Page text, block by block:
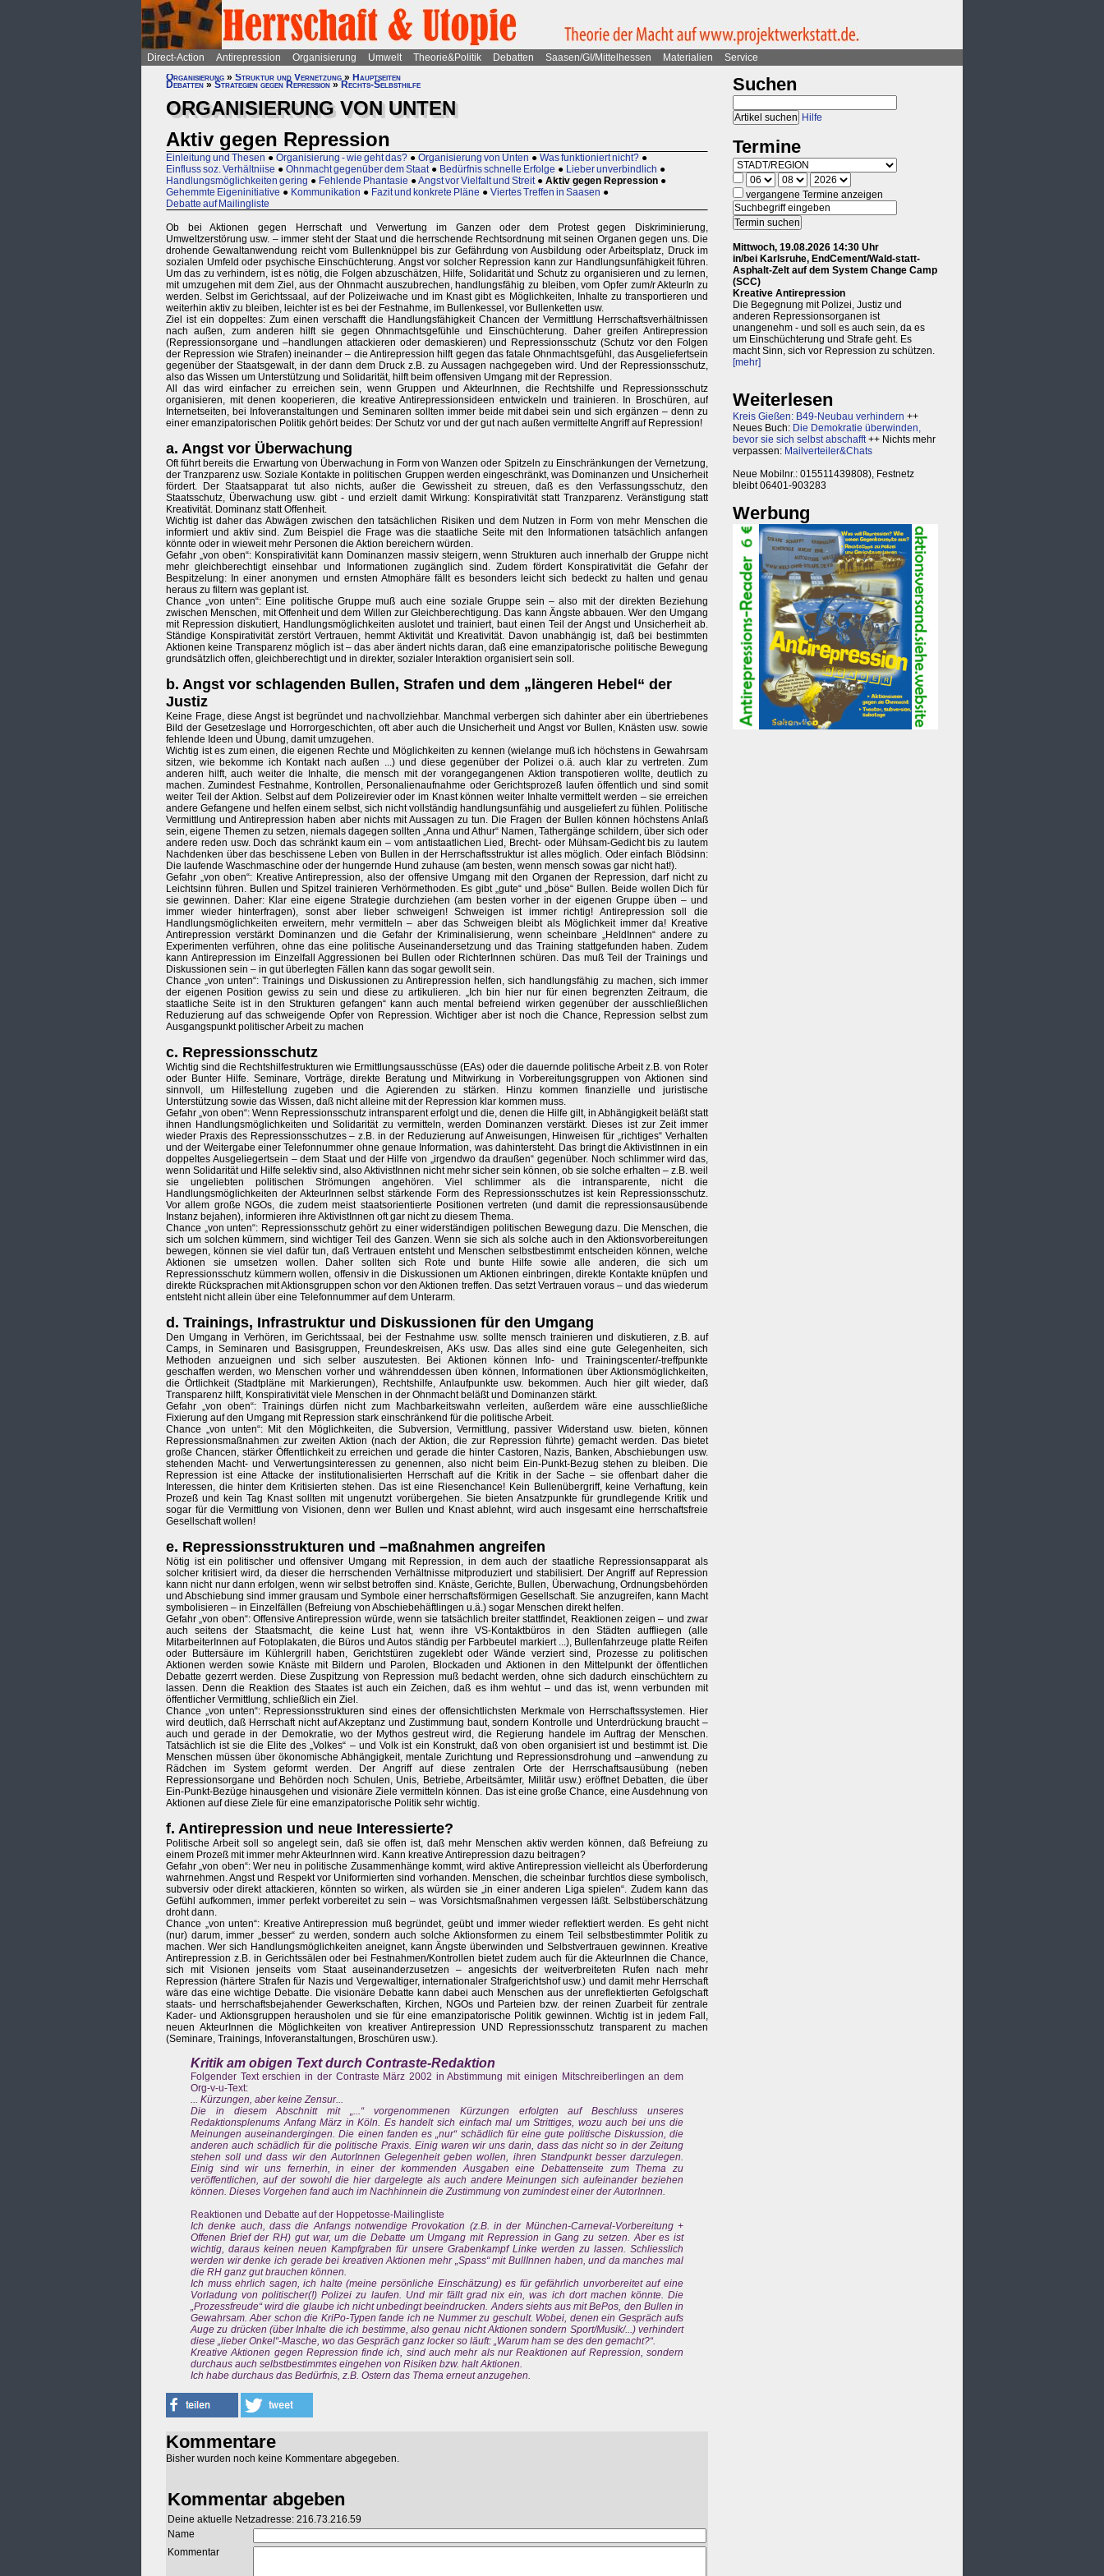
Direct-Action Antirepression Organisierung Umwelt Theorie&Politik Debatten Saasen/GI/Mittelhessen Materialien
Service
Organisierung » Struktur und Vernetzung » Hauptseiten
Debatten » Strategien gegen Repression » Rechts-Selbsthilfe
ORGANISIERUNG VON UNTEN
Aktiv gegen Repression
Einleitung und Thesen ● Organisierung - wie geht das? ● Organisierung von Unten ● Was funktioniert nicht? ●
Einfluss soz. Verhältniise ● Ohnmacht gegenüber dem Staat ● Bedürfnis schnelle Erfolge ● Lieber unverbindlich ●
Handlungsmöglichkeiten gering ● Fehlende Phantasie ●Angst vor Vielfalt und Streit ● Aktiv gegen Repression ●
Gehemmte Eigeninitiative ● Kommunikation ● Fazit und konkrete Pläne ● Viertes Treffen in Saasen ●
Debatte auf Mailingliste
Ob bei Aktionen gegen Herrschaft und Verwertung im Ganzen oder dem Protest gegen Diskriminierung,
Umweltzerstörung usw. – immer steht der Staat und die herrschende Rechtsordnung mit seinen Organen gegen uns. Die
drohende Gewaltanwendung reicht vom Bullenknüppel bis zur Gefährdung von Ausbildung oder Arbeitsplatz, Druck im
sozialen Umfeld oder psychische Einschüchterung. Angst vor solcher Repression kann zur Handlungsunfähigkeit führen.
Um das zu verhindern, ist es nötig, die Folgen abzuschätzen, Hilfe, Solidarität und Schutz zu organisieren und zu lernen,
mit umzugehen mit dem Ziel, aus der Ohnmacht auszubrechen, handlungsfähig zu bleiben, vom Opfer zum/r AkteurIn zu
werden. Selbst im Gerichtssaal, auf der Polizeiwache und im Knast gibt es Möglichkeiten, Inhalte zu transportieren und
weiterhin aktiv zu bleiben, leichter ist es bei der Festnahme, im Bullenkessel, vor Bullenketten usw.
Ziel ist ein doppeltes: Zum einen verschafft die Handlungsfähigkeit Chancen der Vermittlung Herrschaftsverhältnissen
nach außen, zum anderen hilft sie gegen Ohnmachtsgefühle und Einschüchterung. Daher greifen Antirepression
(Repressionsorgane und –handlungen attackieren oder demaskieren) und Repressionsschutz (Schutz vor den Folgen
der Repression wie Strafen) ineinander – die Antirepression hilft gegen das fatale Ohnmachtsgefühl, das Ausgeliefertsein
gegenüber der Staatsgewalt, in der dann dem Druck z.B. zu Aussagen nachgegeben wird. Und der Repressionsschutz,
also das Wissen um Unterstützung und Solidarität, hilft beim offensiven Umgang mit der Repression.
All das wird einfacher zu erreichen sein, wenn Gruppen und AkteurInnen, die Rechtshilfe und Repressionsschutz
organisieren, mit denen kooperieren, die kreative Antirepressionsideen entwickeln und trainieren. In Broschüren, auf
Internetseiten, bei Infoveranstaltungen und Seminaren sollten immer beide mit dabei sein und sich ergänzen – denn zu
einer emanzipatorischen Politik gehört beides: Der Schutz vor und der gut nach außen vermittelte Angriff auf Repression!
a. Angst vor Überwachung
Oft führt bereits die Erwartung von Überwachung in Form von Wanzen oder Spitzeln zu Einschränkungen der Vernetzung,
der Tranzparenz usw. Soziale Kontakte in politischen Gruppen werden eingeschränkt, was Dominanzen und Unsicherheit
fördert. Der Staatsapparat tut also nichts, außer die Gewissheit zu streuen, daß es den Verfassungsschutz, den
Staatsschutz, Überwachung usw. gibt - und erzielt damit Wirkung: Konspirativität statt Tranzparenz. Veränstigung statt
Kreativität. Dominanz statt Offenheit.
Wichtig ist daher das Abwägen zwischen den tatsächlichen Risiken und dem Nutzen in Form von mehr Menschen die
informiert und aktiv sind. Zum Beispiel die Frage was die staatliche Seite mit den Informationen tatsächlich anfangen
könnte oder in wieweit mehr Personen die Aktion bereichern würden.
Gefahr „von oben“: Konspirativität kann Dominanzen massiv steigern, wenn Strukturen auch innerhalb der Gruppe nicht
mehr gleichberechtigt einsehbar und Informationen zugänglich sind. Zudem fördert Konspirativität die Gefahr der
Bespitzelung: In einer anonymen und ernsten Atmophäre fällt es besonders leicht sich bedeckt zu halten und genau
heraus zu filtern was geplant ist.
Chance „von unten“: Eine politische Gruppe muß auch eine soziale Gruppe sein – also mit der direkten Beziehung
zwischen Menschen, mit Offenheit und dem Willen zur Gleichberechtigung. Das kann Ängste abbauen. Wer den Umgang
mit Repression diskutiert, Handlungsmöglichkeiten auslotet und trainiert, baut einen Teil der Angst und Unsicherheit ab.
Ständige Konspirativität zerstört Vertrauen, hemmt Aktivität und Kreativität. Davon unabhängig ist, daß bei bestimmten
Aktionen keine Transparenz möglich ist – das aber ändert nichts daran, daß eine emanzipatorische politische Bewegung
grundsätzlich offen, gleichberechtigt und in direkter, sozialer Interaktion organisiert sein soll.
b. Angst vor schlagenden Bullen, Strafen und dem „längeren Hebel“ der
Justiz
Keine Frage, diese Angst ist begründet und nachvollziehbar. Manchmal verbergen sich dahinter aber ein übertriebenes
Bild der Gesetzeslage und Horrorgeschichten, oft aber auch die Unsicherheit und Angst vor Bullen, Knästen usw. sowie
fehlende Ideen und Übung, damit umzugehen.
Wichtig ist es zum einen, die eigenen Rechte und Möglichkeiten zu kennen (wielange muß ich höchstens in Gewahrsam
sitzen, wie bekomme ich Kontakt nach außen ...) und diese gegenüber der Polizei o.ä. auch klar zu vertreten. Zum
anderen hilft, auch weiter die Inhalte, die mensch mit der vorangegangenen Aktion transpotieren wollte, deutlich zu
machen. Zumindest Festnahme, Kontrollen, Personalienaufnahme oder Gerichtsprozeß laufen öffentlich und sind somit
weiter Teil der Aktion. Selbst auf dem Polizeirevier oder im Knast können weiter Inhalte vermittelt werden – sie erreichen
andere Gefangene und helfen einem selbst, sich nicht vollständig handlungsunfähig und ausgeliefert zu fühlen. Politische
Vermittlung und Antirepression haben aber nichts mit Aussagen zu tun. Die Fragen der Bullen können höchstens Anlaß
sein, eigene Themen zu setzen, niemals dagegen sollten „Anna und Athur“ Namen, Tathergänge schildern, über sich oder
andere reden usw. Doch das schränkt kaum ein – vom antistaatlichen Lied, Brecht- oder Mühsam-Gedicht bis zu lautem
Nachdenken über das beschissene Leben von Bullen in der Herrschaftsstruktur ist alles möglich. Oder einfach Blödsinn:
Die laufende Waschmaschine oder der hungernde Hund zuhause (am besten, wenn mensch sowas gar nicht hat!).
Gefahr „von oben“: Kreative Antirepression, also der offensive Umgang mit den Organen der Repression, darf nicht zu
Leichtsinn führen. Bullen und Spitzel trainieren Verhörmethoden. Es gibt „gute“ und „böse“ Bullen. Beide wollen Dich für
sie gewinnen. Daher: Klar eine eigene Strategie durchziehen (am besten vorher in der eigenen Gruppe üben – und
immer wieder hinterfragen), sonst aber lieber schweigen! Schweigen ist immer richtig! Antirepression soll die
Handlungsmöglichkeiten erweitern, mehr vermitteln – aber das Schweigen bleibt als Möglichkeit immer da! Kreative
Antirepression verstärkt Dominanzen und die Gefahr der Kriminalisierung, wenn scheinbare „HeldInnen“ andere zu
Experimenten verführen, ohne das eine politische Auseinandersetzung und das Training stattgefunden haben. Zudem
kann Antirepression im Einzelfall Aggressionen bei Bullen oder RichterInnen schüren. Das muß Teil der Trainings und
Diskussionen sein – in gut überlegten Fällen kann das sogar gewollt sein.
Chance „von unten“: Trainings und Diskussionen zu Antirepression helfen, sich handlungsfähig zu machen, sich immer
der eigenen Position gewiss zu sein und diese zu artikulieren. „Ich bin hier nur für einen begrenzten Zeitraum, die
staatliche Seite ist in den Strukturen gefangen“ kann auch mental befreiend wirken gegenüber der ausschließlichen
Reduzierung auf das schweigende Opfer von Repression. Wichtiger aber ist noch die Chance, Repression selbst zum
Ausgangspunkt politischer Arbeit zu machen
c. Repressionsschutz
Wichtig sind die Rechtshilfestrukturen wie Ermittlungsausschüsse (EAs) oder die dauernde politische Arbeit z.B. von Roter
oder Bunter Hilfe. Seminare, Vorträge, direkte Beratung und Mitwirkung in Vorbereitungsgruppen von Aktionen sind
sinnvoll, um Hilfestellung zugeben und die Agierenden zu stärken. Hinzu kommen finanzielle und juristische
Unterstützung sowie das Wissen, daß nicht alleine mit der Repression klar kommen muss.
Gefahr „von oben“: Wenn Repressionsschutz intransparent erfolgt und die, denen die Hilfe gilt, in Abhängigkeit beläßt statt
ihnen Handlungsmöglichkeiten und Solidarität zu vermitteln, werden Dominanzen verstärkt. Dieses ist zur Zeit immer
wieder Praxis des Repressionsschutzes – z.B. in der Reduzierung auf Anweisungen, Hinweisen für „richtiges“ Verhalten
und der Weitergabe einer Telefonnummer ohne genaue Information, was dahintersteht. Das bringt die AktivistInnen in ein
doppeltes Ausgeliegertsein – dem Staat und der Hilfe von „irgendwo da draußen“ gegenüber. Noch schlimmer wird das,
wenn Solidarität und Hilfe selektiv sind, also AktivistInnen nicht mehr sicher sein können, ob sie solche erhalten – z.B. weil
sie ungeliebten politischen Strömungen angehören. Viel schlimmer als die intransparente, nicht die
Handlungsmöglichkeiten der AkteurInnen selbst stärkende Form des Repressionsschutzes ist kein Repressionsschutz.
Vor allem große NGOs, die zudem meist staatsorientierte Positionen vertreten (und damit die repressionsausübende
Instanz bejahen), informieren ihre AktivistInnen oft gar nicht zu diesem Thema.
Chance „von unten“: Repressionsschutz gehört zu einer widerständigen politischen Bewegung dazu. Die Menschen, die
sich um solchen kümmern, sind wichtiger Teil des Ganzen. Wenn sie sich als solche auch in den Aktionsvorbereitungen
bewegen, können sie viel dafür tun, daß Vertrauen entsteht und Menschen selbstbestimmt entscheiden können, welche
Aktionen sie umsetzen wollen. Daher sollten sich Rote und bunte Hilfe sowie alle anderen, die sich um
Repressionsschutz kümmern wollen, offensiv in die Diskussionen um Aktionen einbringen, direkte Kontakte knüpfen und
direkte Rücksprachen mit Aktionsgruppen schon vor den Aktionen treffen. Das setzt Vertrauen voraus – und das wiederum
entsteht nicht allein über eine Telefonnummer auf dem Unterarm.
d. Trainings, Infrastruktur und Diskussionen für den Umgang
Den Umgang in Verhören, im Gerichtssaal, bei der Festnahme usw. sollte mensch trainieren und diskutieren, z.B. auf
Camps, in Seminaren und Basisgruppen, Freundeskreisen, AKs usw. Das alles sind eine gute Gelegenheiten, sich
Methoden anzueignen und sich selber auszutesten. Bei Aktionen können Info- und Trainingscenter/-treffpunkte
geschaffen werden, wo Menschen vorher und währenddessen üben können, Informationen über Aktionsmöglichkeiten,
die Örtlichkeit (Stadtpläne mit Markierungen), Rechtshilfe, Anlaufpunkte usw. bekommen. Auch hier gilt wieder, daß
Transparenz hilft, Konspirativität viele Menschen in der Ohnmacht beläßt und Dominanzen stärkt.
Gefahr „von oben“: Trainings dürfen nicht zum Machbarkeitswahn verleiten, außerdem wäre eine ausschließliche
Fixierung auf den Umgang mit Repression stark einschränkend für die politische Arbeit.
Chance „von unten“: Mit den Möglichkeiten, die Subversion, Vermittlung, passiver Widerstand usw. bieten, können
Repressionsmaßnahmen zur zweiten Aktion (nach der Aktion, die zur Repression führte) gemacht werden. Das bietet
große Chancen, stärker Öffentlichkeit zu erreichen und gerade die hinter Castoren, Nazis, Banken, Abschiebungen usw.
stehenden Macht- und Verwertungsinteressen zu genennen, also nicht beim Ein-Punkt-Bezug stehen zu bleiben. Die
Repression ist eine Attacke der institutionalisierten Herrschaft auf die Kritik in der Sache – sie offenbart daher die
Interessen, die hinter dem Kritisierten stehen. Das ist eine Riesenchance! Kein Bullenübergriff, keine Verhaftung, kein
Prozeß und kein Tag Knast sollten mit ungenutzt vorübergehen. Sie bieten Ansatzpunkte für grundlegende Kritik und
sogar für die Vermittlung von Visionen, denn wer Bullen und Knast ablehnt, wird auch insgesamt eine herrschaftsfreie
Gesellschaft wollen!
e. Repressionsstrukturen und –maßnahmen angreifen
Nötig ist ein politischer und offensiver Umgang mit Repression, in dem auch der staatliche Repressionsapparat als
solcher kritisiert wird, da dieser die herrschenden Verhältnisse mitproduziert und stabilisiert. Der Angriff auf Repression
kann nicht nur dann erfolgen, wenn wir selbst betroffen sind. Knäste, Gerichte, Bullen, Überwachung, Ordnungsbehörden
und Abschiebung sind immer grausam und Symbole einer herrschaftsförmigen Gesellschaft. Sie anzugreifen, kann Macht
symbolisieren – in Einzelfällen (Befreiung von Abschiebehäftlingen u.ä.) sogar Menschen direkt helfen.
Gefahr „von oben“: Offensive Antirepression würde, wenn sie tatsächlich breiter stattfindet, Reaktionen zeigen – und zwar
auch seitens der Staatsmacht, die keine Lust hat, wenn ihre VS-Kontaktbüros in den Städten auffliegen (alle
MitarbeiterInnen auf Fotoplakaten, die Büros und Autos ständig per Farbbeutel markiert ...), Bullenfahrzeuge platte Reifen
oder Buttersäure im Kühlergrill haben, Gerichtstüren zugeklebt oder Wände verziert sind, Prozesse zu politischen
Aktionen werden sowie Knäste mit Bildern und Parolen, Blockaden und Aktionen in den Mittelpunkt der öffentlichen
Debatte gezerrt werden. Diese Zuspitzung von Repression muß bedacht werden, ohne sich dadurch einschüchtern zu
lassen. Denn die Reaktion des Staates ist auch ein Zeichen, daß es ihm wehtut – und das ist, wenn verbunden mit
öffentlicher Vermittlung, schließlich ein Ziel.
Chance „von unten“: Repressionsstrukturen sind eines der offensichtlichsten Merkmale von Herrschaftssystemen. Hier
wird deutlich, daß Herrschaft nicht auf Akzeptanz und Zustimmung baut, sondern Kontrolle und Unterdrückung braucht –
auch und gerade in der Demokratie, wo der Mythos gestreut wird, die Regierung handele im Auftrag der Menschen.
Tatsächlich ist sie die Elite des „Volkes“ – und Volk ist ein Konstrukt, daß von oben organisiert ist und bestimmt ist. Die
Menschen müssen über ökonomische Abhängigkeit, mentale Zurichtung und Repressionsdrohung und –anwendung zu
Rädchen im System geformt werden. Der Angriff auf diese zentralen Orte der Herrschaftsausübung (neben
Repressionsorgane und Behörden noch Schulen, Unis, Betriebe, Arbeitsämter, Militär usw.) eröffnet Debatten, die über
Ein-Punkt-Bezüge hinausgehen und visionäre Ziele vermitteln können. Das ist eine große Chance, eine Ausdehnung von
Aktionen auf diese Ziele für eine emanzipatorische Politik sehr wichtig.
f. Antirepression und neue Interessierte?
Politische Arbeit soll so angelegt sein, daß sie offen ist, daß mehr Menschen aktiv werden können, daß Befreiung zu
einem Prozeß mit immer mehr AkteurInnen wird. Kann kreative Antirepression dazu beitragen?
Gefahr „von oben“: Wer neu in politische Zusammenhänge kommt, wird aktive Antirepression vielleicht als Überforderung
wahrnehmen. Angst und Respekt vor Uniformierten sind vorhanden. Menschen, die scheinbar furchtlos diese symbolisch,
subversiv oder direkt attackieren, könnten so wirken, als würden sie „in einer anderen Liga spielen“. Zudem kann das
Gefühl aufkommen, immer perfekt vorbereitet zu sein – was Vorsichtsmaßnahmen vergessen läßt. Selbstüberschätzung
droht dann.
Chance „von unten“: Kreative Antirepression muß begründet, geübt und immer wieder reflektiert werden. Es geht nicht
(nur) darum, immer „besser“ zu werden, sondern auch solche Aktionsformen zu einem Teil selbstbestimmter Politik zu
machen. Wer sich Handlungsmöglichkeiten aneignet, kann Ängste überwinden und Selbstvertrauen gewinnen. Kreative
Antirepression z.B. in Gerichtssälen oder bei Festnahmen/Kontrollen bietet zudem auch für die AkteurInnen die Chance,
sich mit Visionen jenseits vom Staat auseinanderzusetzen – angesichts der weitverbreiteten Rufen nach mehr
Repression (härtere Strafen für Nazis und Vergewaltiger, internationaler Strafgerichtshof usw.) und damit mehr Herrschaft
wäre das eine wichtige Debatte. Die visionäre Debatte kann dabei auch Menschen aus der unreflektierten Gefolgschaft
staats- und herrschaftsbejahender Gewerkschaften, Kirchen, NGOs und Parteien bzw. der reinen Zuarbeit für zentrale
Kader- und Aktionsgruppen herausholen und sie für eine emanzipatorische Politik gewinnen. Wichtig ist in jedem Fall,
neuen AkteurInnen die Möglichkeiten von kreativer Antirepression UND Repressionsschutz transparent zu machen
(Seminare, Trainings, Infoveranstaltungen, Broschüren usw.).
Kritik am obigen Text durch Contraste-Redaktion
Folgender Text erschien in der Contraste März 2002 in Abstimmung mit einigen Mitschreiberlingen an dem
Org-v-u-Text:
... Kürzungen, aber keine Zensur...
Die in diesem Abschnitt mit „...“ vorgenommenen Kürzungen erfolgten auf Beschluss unseres
Redaktionsplenums Anfang März in Köln. Es handelt sich einfach mal um Strittiges, wozu auch bei uns die
Meinungen auseinandergingen. Die einen fanden es „nur“ schädlich für eine gute politische Diskussion, die
anderen auch schädlich für die politische Praxis. Einig waren wir uns darin, dass das nicht so in der Zeitung
stehen soll und dass wir den AutorInnen Gelegenheit geben wollen, ihren Standpunkt besser darzulegen.
Einig sind wir uns fernerhin, in einer der kommenden Ausgaben eine Debattenseite zum Thema zu
veröffentlichen, auf der sowohl die hier dargelegte als auch andere Meinungen sich aufeinander beziehen
können. Dieses Vorgehen fand auch im Nachhinnein die Zustimmung von zumindest einer der AutorInnen.
Reaktionen und Debatte auf der Hoppetosse-Mailingliste
Ich denke auch, dass die Anfangs notwendige Provokation (z.B. in der München-Carneval-Vorbereitung +
Offenen Brief der RH) gut war, um die Debatte um Umgang mit Repression in Gang zu setzen. Aber es ist
wichtig, daraus keinen neuen Kampfgraben für unsere Grabenkampf Linke werden zu lassen. Schliesslich
werden wir denke ich gerade bei kreativen Aktionen mehr „Spass“ mit BullInnen haben, und da manches mal
die RH ganz gut brauchen können.
Ich muss ehrlich sagen, ich halte (meine persönliche Einschätzung) es für gefährlich unvorbereitet auf eine
Vorladung von politischer(!) Polizei zu laufen. Und mir fällt grad nix ein, was ich dort machen könnte. Die
„Prozessfreude“ wird die glaube ich nicht unbedingt beeindrucken. Anders siehts aus mit BePos, den Bullen in
Gewahrsam. Aber schon die KriPo-Typen fande ich ne Nummer zu geschult. Wobei, denen ein Gespräch aufs
Auge zu drücken (über Inhalte die ich bestimme, also genau nicht Aktionen sondern Sport/Musik/...) verhindert
diese „lieber Onkel“-Masche, wo das Gespräch ganz locker so läuft: „Warum ham se des den gemacht?“.
Kreative Aktionen gegen Repression finde ich, sind auch mehr als nur Reaktionen auf Repression, sondern
durchaus auch selbstbestimmtes eingehen von Risiken bzw. halt Aktionen.
Ich habe durchaus das Bedürfnis, z.B. Ostern das Thema erneut anzugehen.
Kommentare
Bisher wurden noch keine Kommentare abgegeben.
Kommentar abgeben
Deine aktuelle Netzadresse: 216.73.216.59
Name
Kommentar
Suchen
Hilfe
Termine
vergangene Termine anzeigen
Mittwoch, 19.08.2026 14:30 Uhr
in/bei Karlsruhe, EndCement/Wald-statt-
Asphalt-Zelt auf dem System Change Camp
(SCC)
Kreative Antirepression
Die Begegnung mit Polizei, Justiz und
anderen Repressionsorganen ist
unangenehm - und soll es auch sein, da es
um Einschüchterung und Strafe geht. Es
macht Sinn, sich vor Repression zu schützen.
[mehr]
Weiterlesen
Kreis Gießen: B49-Neubau verhindern ++
Neues Buch: Die Demokratie überwinden,
bevor sie sich selbst abschafft++ Nichts mehr
verpassen: Mailverteiler&Chats
Neue Mobilnr.: 015511439808), Festnetz
bleibt 06401-903283
Werbung